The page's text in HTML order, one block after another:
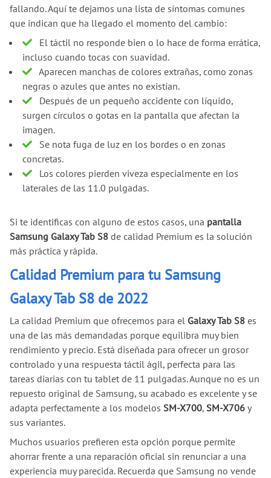
fallando. Aquí te dejamos una lista de síntomas comunes
que indican que ha llegado el momento del cambio:
El táctil no responde bien o lo hace de forma errática,
incluso cuando tocas con suavidad.
Aparecen manchas de colores extrañas, como zonas
negras o azules que antes no existían.
Después de un pequeño accidente con líquido,
surgen círculos o gotas en la pantalla que afectan la
imagen.
Se nota fuga de luz en los bordes o en zonas
concretas.
Los colores pierden viveza especialmente en los
laterales de las 11.0 pulgadas.
Si te identificas con alguno de estos casos, una pantalla
Samsung Galaxy Tab S8 de calidad Premium es la solución
más práctica y rápida.
Calidad Premium para tu Samsung
Galaxy Tab S8 de 2022
La calidad Premium que ofrecemos para el Galaxy Tab S8 es
una de las más demandadas porque equilibra muy bien
rendimiento y precio. Está diseñada para ofrecer un grosor
controlado y una respuesta táctil ágil, perfecta para las
tareas diarias con tu tablet de 11 pulgadas. Aunque no es un
repuesto original de Samsung, su acabado es excelente y se
adapta perfectamente a los modelos SM-X700, SM-X706 y
sus variantes.
Muchos usuarios prefieren esta opción porque permite
ahorrar frente a una reparación oficial sin renunciar a una
experiencia muy parecida. Recuerda que Samsung no vende